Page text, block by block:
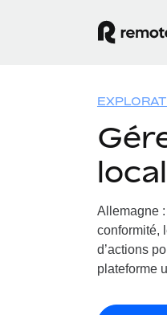
Allemagne
conformité,
d’actions
plateforme